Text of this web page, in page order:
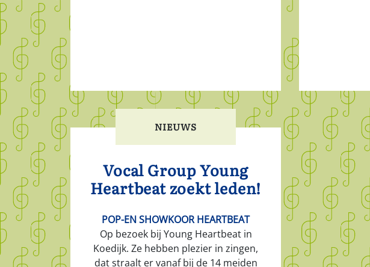
NIEUWS
Vocal Group Young
Heartbeat zoekt leden!
POP-EN SHOWKOOR HEARTBEAT
Op bezoek bij Young Heartbeat in
Koedijk. Ze hebben plezier in zingen,
dat straalt er vanaf bij de 14 meiden